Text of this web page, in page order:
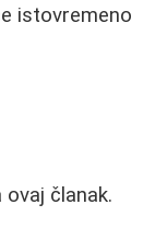
istovremeno
članak.